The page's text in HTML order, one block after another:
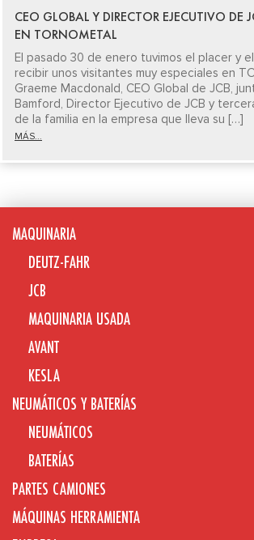
CEO GLOBAL Y DIRECTOR EJECUTIVO DE
EN TORNOMETAL
El pasado 30 de enero tuvimos el placer y
recibir unos visitantes muy especiales en
Graeme Macdonald, CEO Global de JCB,
Bamford, Director Ejecutivo de JCB y
de la familia en la empresa que lleva su […]
MÁS...
MAQUINARIA
DEUTZ-FAHR
JCB
MAQUINARIA USADA
AVANT
KESLA
NEUMÁTICOS Y BATERÍAS
NEUMÁTICOS
BATERÍAS
PARTES CAMIONES
MÁQUINAS HERRAMIENTA